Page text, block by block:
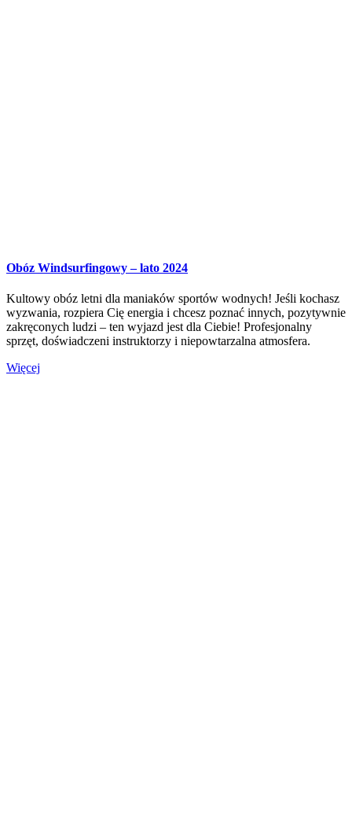
Obóz Windsurfingowy – lato 2024
Kultowy obóz letni dla maniaków sportów wodnych! Jeśli kochasz
wyzwania, rozpiera Cię energia i chcesz poznać innych, pozytywnie
zakręconych ludzi – ten wyjazd jest dla Ciebie! Profesjonalny
sprzęt, doświadczeni instruktorzy i niepowtarzalna atmosfera.
Więcej